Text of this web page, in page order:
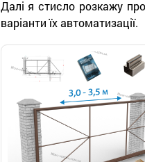
Далі я стисло розкажу
варіанти їх автоматизації.